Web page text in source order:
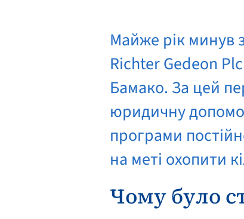
Майже рік минув
Richter Gedeon
Бамако. За цей
юридичну
програми
на меті охопити
Чому було